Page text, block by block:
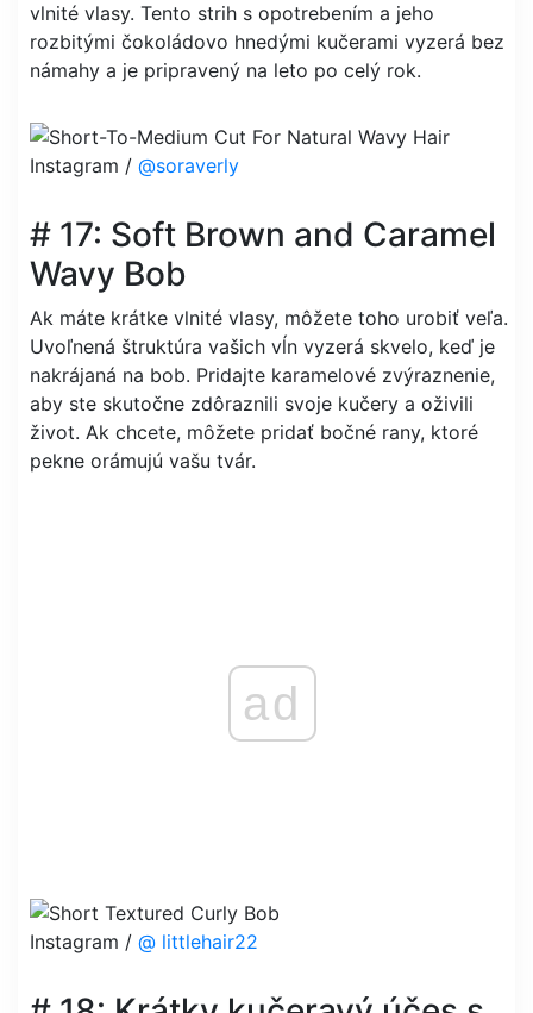
vlnité vlasy. Tento strih s opotrebením a jeho
rozbitými čokoládovo hnedými kučerami vyzerá bez
námahy a je pripravený na leto po celý rok.
Instagram / @soraverly
# 17: Soft Brown and Caramel
Wavy Bob
Ak máte krátke vlnité vlasy, môžete toho urobiť veľa.
Uvoľnená štruktúra vašich vĺn vyzerá skvelo, keď je
nakrájaná na bob. Pridajte karamelové zvýraznenie,
aby ste skutočne zdôraznili svoje kučery a oživili
život. Ak chcete, môžete pridať bočné rany, ktoré
pekne orámujú vašu tvár.
ad
Instagram / @ littlehair22